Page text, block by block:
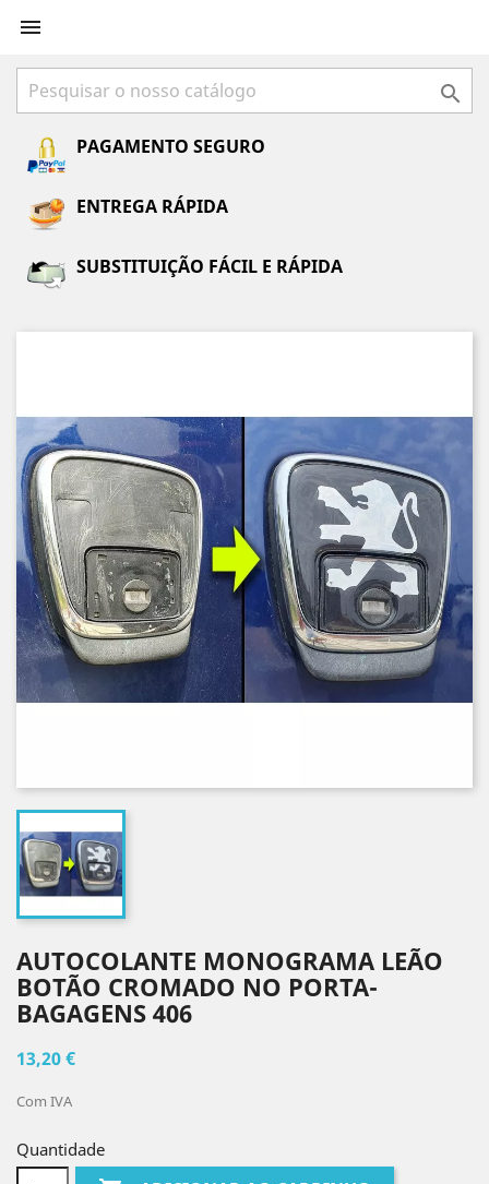


PAGAMENTO SEGURO
ENTREGA RÁPIDA
SUBSTITUIÇÃO FÁCIL E RÁPIDA
AUTOCOLANTE MONOGRAMA LEÃO
BOTÃO CROMADO NO PORTA-
BAGAGENS 406
13,20 €
Com IVA
Quantidade